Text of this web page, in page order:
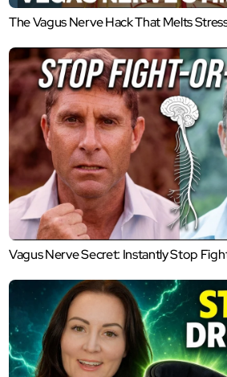
The Vagus Nerve Hack That Melts
Vagus Nerve Secret: Instantly Stop